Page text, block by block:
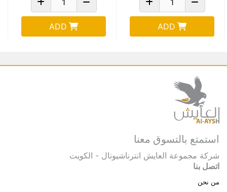
ADD
ADD
استمتع بالتسوق معنا
شركة مجموعة العايش انترناشيونال - الكويت
اتصل بنا
من نحن